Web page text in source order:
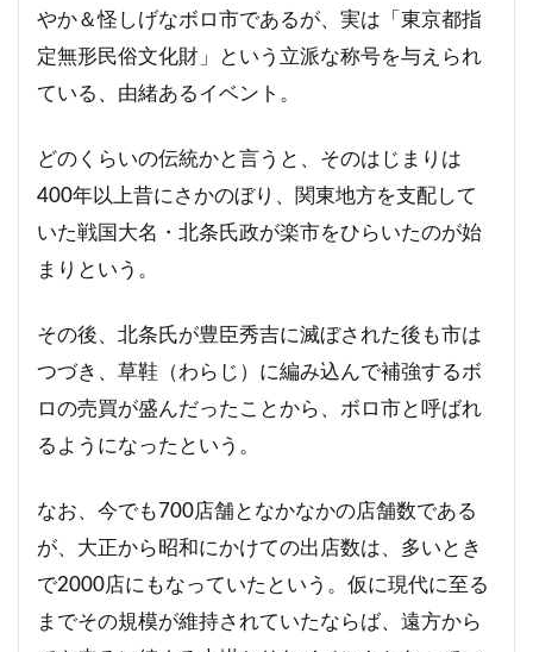
やか＆怪しげなボロ市であるが、実は「東京都指
定無形民俗文化財」という立派な称号を与えられ
ている、由緒あるイベント。
どのくらいの伝統かと言うと、そのはじまりは
400年以上昔にさかのぼり、関東地方を支配して
いた戦国大名・北条氏政が楽市をひらいたのが始
まりという。
その後、北条氏が豊臣秀吉に滅ぼされた後も市は
つづき、草鞋（わらじ）に編み込んで補強するボ
ロの売買が盛んだったことから、ボロ市と呼ばれ
るようになったという。
なお、今でも700店舗となかなかの店舗数である
が、大正から昭和にかけての出店数は、多いとき
で2000店にもなっていたという。仮に現代に至る
までその規模が維持されていたならば、遠方から